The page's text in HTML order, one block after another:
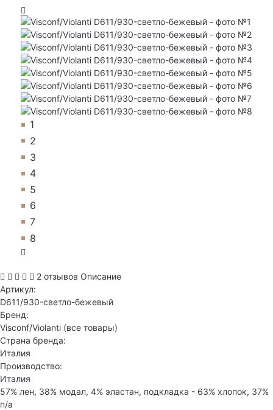
1
2
3
4
5
6
7
8
2 отзывов Описание
Артикул:
D611/930-светло-бежевый
Бренд:
Visconf/Violanti (все товары)
Страна бренда:
Италия
Производство:
Италия
57% лен, 38% модал, 4% эластан, подкладка - 63% хлопок, 37%
п/а